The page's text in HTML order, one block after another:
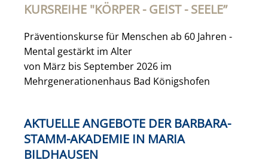
KURSREIHE "KÖRPER - GEIST - SEELE”
Präventionskurse für Menschen ab 60 Jahren -
Mental gestärkt im Alter
von März bis September 2026 im
Mehrgenerationenhaus Bad Königshofen
AKTUELLE ANGEBOTE DER BARBARA-
STAMM-AKADEMIE IN MARIA
BILDHAUSEN